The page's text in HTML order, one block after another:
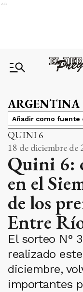
Ads
ARGENTINA
Añadir como fuente
QUINI 6
18 de diciembre de
Quini 6:
en el
de los
Entre
El sorteo N°
realizado
diciembre,
importantes